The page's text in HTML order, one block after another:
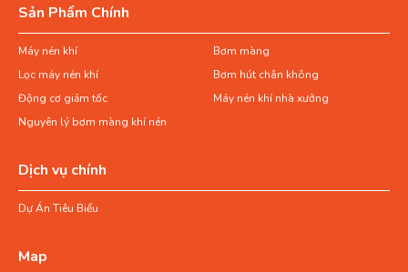
Sản Phẩm Chính
Máy nén khí
Bơm màng
Lọc máy nén khí
Bơm hút chân không
Động cơ giảm tốc
Máy nén khí nhà xưởng
Nguyên lý bơm màng khí nén
Dịch vụ chính
Dự Án Tiêu Biểu
Map